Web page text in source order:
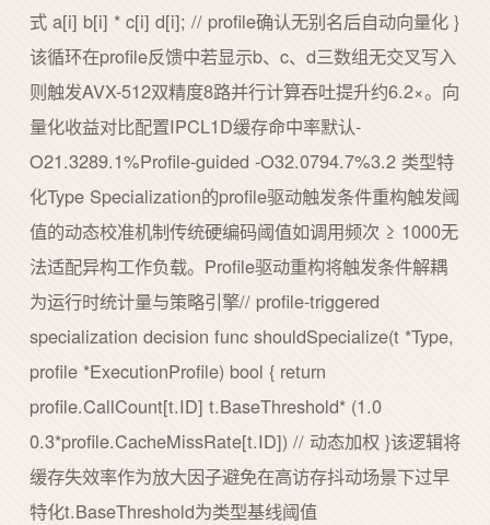
式 a[i] b[i] * c[i] d[i]; // profile确认无别名后自动向量化 }
该循环在profile反馈中若显示b、c、d三数组无交叉写入
则触发AVX-512双精度8路并行计算吞吐提升约6.2×。向
量化收益对比配置IPCL1D缓存命中率默认-
O21.3289.1%Profile-guided -O32.0794.7%3.2 类型特
化Type Specialization的profile驱动触发条件重构触发阈
值的动态校准机制传统硬编码阈值如调用频次 ≥ 1000无
法适配异构工作负载。Profile驱动重构将触发条件解耦
为运行时统计量与策略引擎// profile-triggered
specialization decision func shouldSpecialize(t *Type,
profile *ExecutionProfile) bool { return
profile.CallCount[t.ID] t.BaseThreshold* (1.0
0.3*profile.CacheMissRate[t.ID]) // 动态加权 }该逻辑将
缓存失效率作为放大因子避免在高访存抖动场景下过早
特化t.BaseThreshold为类型基线阈值